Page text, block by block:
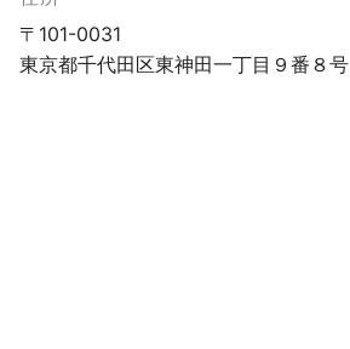
〒101-0031
東京都千代田区東神田一丁目９番８号